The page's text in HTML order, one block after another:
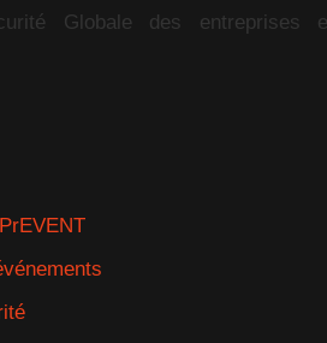
Globale des entreprises